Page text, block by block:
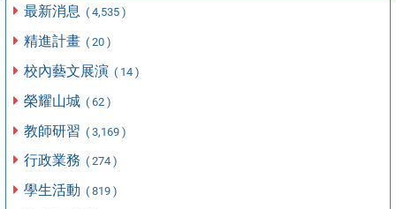
最新消息 ( 4,535 )
精進計畫 ( 20 )
校內藝文展演 ( 14 )
榮耀山城 ( 62 )
教師研習 ( 3,169 )
行政業務 ( 274 )
學生活動 ( 819 )